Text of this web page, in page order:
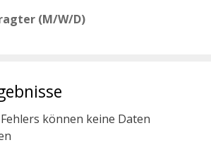
(M/W/D)
können keine Daten